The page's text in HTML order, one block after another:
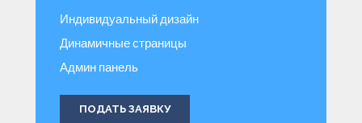
Индивидуальный дизайн
Динамичные страницы
Админ панель
ПОДАТЬ ЗАЯВКУ